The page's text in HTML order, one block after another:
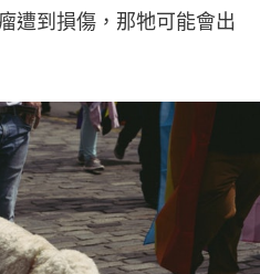
遭到損傷，那牠可能會出